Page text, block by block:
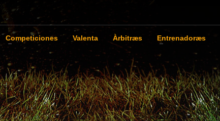
Competiciones Valenta Àrbitræs Entrenadoræs